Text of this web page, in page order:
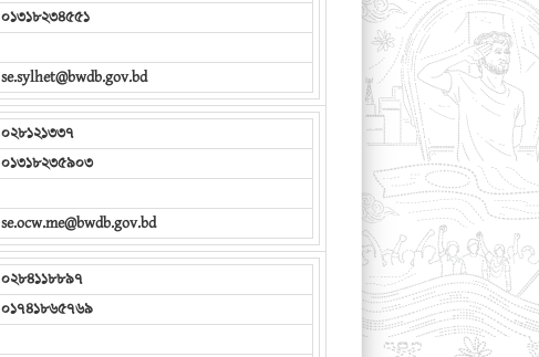
০১৩১৮২৩৪৫৫১
se.sylhet@bwdb.gov.bd
০২৮১২১৩৩৭
০১৩১৮২৩৫৯০৩
se.ocw.me@bwdb.gov.bd
০২৮৪১১৮৮৯৭
০১৭৪১৮৬৫৭৬৯